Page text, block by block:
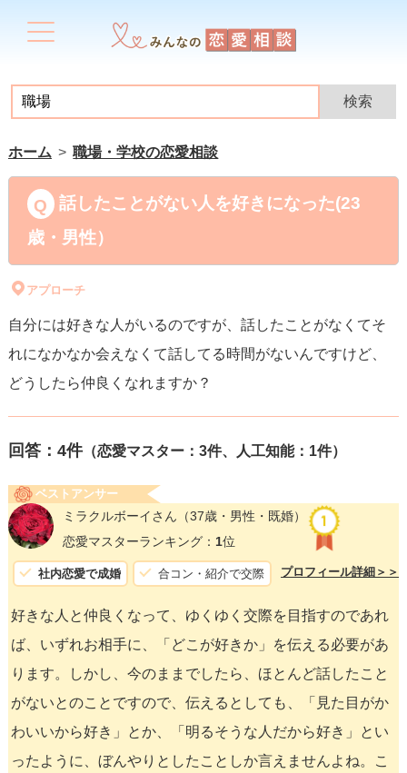
ホーム 職場・学校の恋愛相談
話したことがない人を好きになった(23
歳・男性）
アプローチ
自分には好きな人がいるのですが、話したことがなくてそ
れになかなか会えなくて話してる時間がないんですけど、
どうしたら仲良くなれますか？
回答： 4件（恋愛マスター：3件、人工知能：1件）
ベストアンサー
ミラクルボーイさん （37歳・男性・既婚）
恋愛マスターランキング： 1位
社内恋愛で成婚 合コン・紹介で交際 プロフィール詳細＞＞
好きな人と仲良くなって、ゆくゆく交際を目指すのであれ
ば、いずれお相手に、「どこが好きか」を伝える必要があ
ります。しかし、今のままでしたら、ほとんど話したこと
がないとのことですので、伝えるとしても、「見た目がか
わいいから好き」とか、「明るそうな人だから好き」とい
ったように、ぼんやりとしたことしか言えませんよね。こ